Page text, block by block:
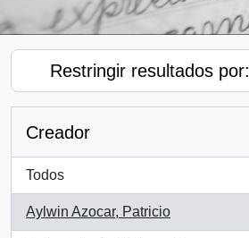
Restringir resultados por:
Creador
Todos
Aylwin Azocar, Patricio
, 16 resultados